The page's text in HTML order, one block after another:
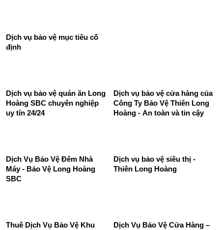
Dịch vụ bảo vệ mục tiêu cố
định
Dịch vụ bảo vệ quán ăn Long
Hoàng SBC chuyên nghiệp
uy tín 24/24
Dịch vụ bảo vệ cửa hàng của
Công Ty Bảo Vệ Thiên Long
Hoàng - An toàn và tin cậy
Dịch Vụ Bảo Vệ Đêm Nhà
Máy - Bảo Vệ Long Hoàng
SBC
Dịch vụ bảo vệ siêu thị -
Thiên Long Hoàng
Thuê Dịch Vụ Bảo Vệ Khu
Dịch Vụ Bảo Vệ Cửa Hàng –